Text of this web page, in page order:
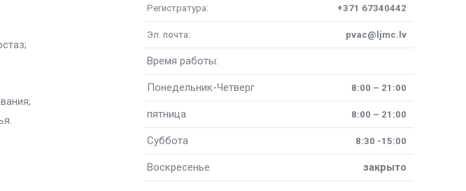
Регистратура: +371 67340442
Эл. почта: pvac@ljmc.lv
Время работы:
Понедельник-Четверг 8:00 – 21:00
пятница 8:00 – 21:00
Суббота 8:30 -15:00
Воскресенье закрыто